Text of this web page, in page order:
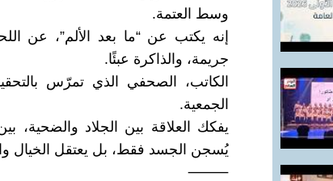
وسط العتمة.
إنه يكتب عن “ما بعد الألم”، عن
جريمة، والذاكرة عبئًا.
الكاتب، الصحفي الذي تمرّس
الجمعية.
يفكك العلاقة بين الجلاد والضحية،
يُسجن الجسد فقط، بل يعتقل الخيال
⸻